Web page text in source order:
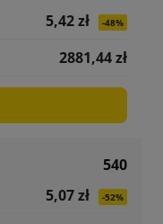
5,42 zł
-48%
2881,44 zł
540
5,07 zł
-52%